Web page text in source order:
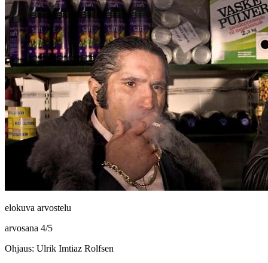
elokuva arvostelu
arvosana 4/5
Ohjaus: Ulrik Imtiaz Rolfsen